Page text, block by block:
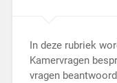
In deze rubriek
Kamervragen
vragen